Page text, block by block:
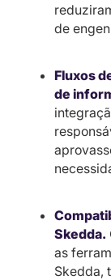
de
Fluxos
de
Skedda.
as
Skedda,